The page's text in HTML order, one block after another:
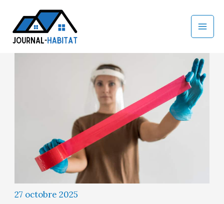
contenu
27 octobre 2025